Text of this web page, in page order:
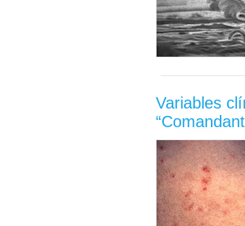
Variables